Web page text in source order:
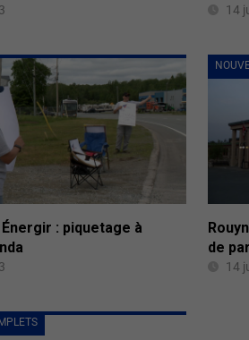
14
: piquetage à
de
14